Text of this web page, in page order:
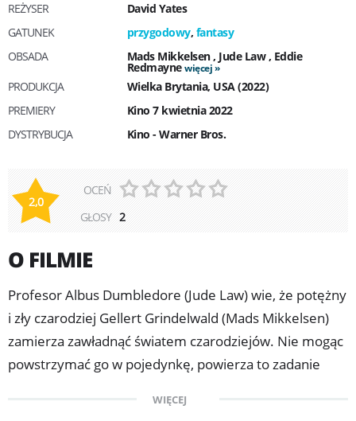
REŻYSER
David Yates
GATUNEK
przygodowy, fantasy
OBSADA
Mads Mikkelsen, Jude Law, Eddie
Redmayne więcej
PRODUKCJA
Wielka Brytania, USA (2022)
PREMIERY
Kino 7 kwietnia 2022
DYSTRYBUCJA
Kino - Warner Bros.
2,0
OCEŃ
GŁOSY 2
O FILMIE
Profesor Albus Dumbledore (Jude Law) wie, że potężny
i zły czarodziej Gellert Grindelwald (Mads Mikkelsen)
zamierza zawładnąć światem czarodziejów. Nie mogąc
powstrzymać go w pojedynkę, powierza to zadanie
Redmayne). Staje on na czele nieustraszonej drużyny,
WIĘCEJ